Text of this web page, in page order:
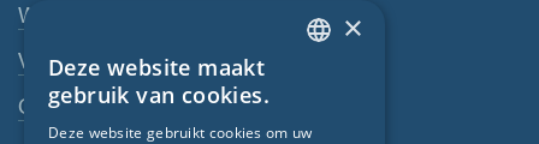
Webshop
Vakhandelaar
Contactpersoon
×
Deze website maakt
gebruik van cookies.
Deze website gebruikt cookies om uw